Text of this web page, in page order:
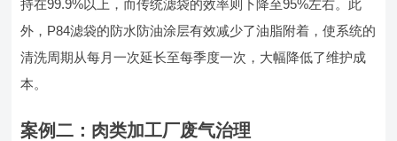
持在99.9%以上，而传统滤袋的效率则下降至95%左右。此
外，P84滤袋的防水防油涂层有效减少了油脂附着，使系统的
清洗周期从每月一次延长至每季度一次，大幅降低了维护成
本。
案例二：肉类加工厂废气治理